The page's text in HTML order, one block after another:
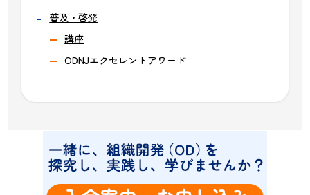
普及・啓発
講座
ODNJエクセレントアワード